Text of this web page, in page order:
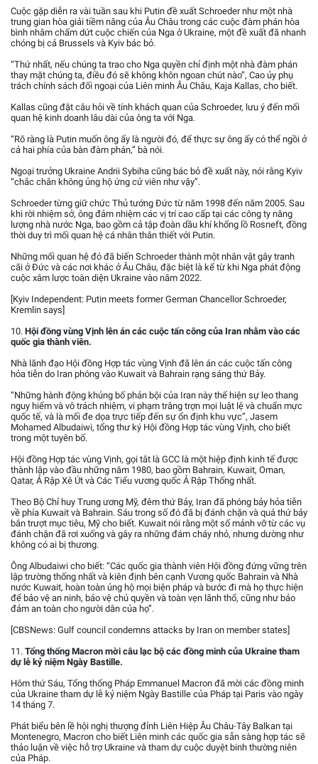
Cuộc gặp diễn ra vài tuần sau khi Putin đề xuất Schroeder như một nhà
trung gian hòa giải tiềm năng của Âu Châu trong các cuộc đàm phán hòa
bình nhằm chấm dứt cuộc chiến của Nga ở Ukraine, một đề xuất đã nhanh
chóng bị cả Brussels và Kyiv bác bỏ.
“Thứ nhất, nếu chúng ta trao cho Nga quyền chỉ định một nhà đàm phán
thay mặt chúng ta, điều đó sẽ không khôn ngoan chút nào”, Cao ủy phụ
trách chính sách đối ngoại của Liên minh Âu Châu, Kaja Kallas, cho biết.
Kallas cũng đặt câu hỏi về tính khách quan của Schroeder, lưu ý đến mối
quan hệ kinh doanh lâu dài của ông ta với Nga.
“Rõ ràng là Putin muốn ông ấy là người đó, để thực sự ông ấy có thể ngồi ở
cả hai phía của bàn đàm phán,” bà nói.
Ngoại trưởng Ukraine Andrii Sybiha cũng bác bỏ đề xuất này, nói rằng Kyiv
“chắc chắn không ủng hộ ứng cử viên như vậy”.
Schroeder từng giữ chức Thủ tướng Đức từ năm 1998 đến năm 2005. Sau
khi rời nhiệm sở, ông đảm nhiệm các vị trí cao cấp tại các công ty năng
lượng nhà nước Nga, bao gồm cả tập đoàn dầu khí khổng lồ Rosneft, đồng
thời duy trì mối quan hệ cá nhân thân thiết với Putin.
Những mối quan hệ đó đã biến Schroeder thành một nhân vật gây tranh
cãi ở Đức và các nơi khác ở Âu Châu, đặc biệt là kể từ khi Nga phát động
cuộc xâm lược toàn diện Ukraine vào năm 2022.
[Kyiv Independent: Putin meets former German Chancellor Schroeder,
Kremlin says]
10. Hội đồng vùng Vịnh lên án các cuộc tấn công của Iran nhằm vào các
quốc gia thành viên.
Nhà lãnh đạo Hội đồng Hợp tác vùng Vịnh đã lên án các cuộc tấn công
hỏa tiễn do Iran phóng vào Kuwait và Bahrain rạng sáng thứ Bảy.
“Những hành động khủng bố phản bội của Iran này thể hiện sự leo thang
nguy hiểm và vô trách nhiệm, vi phạm trắng trợn mọi luật lệ và chuẩn mực
quốc tế, và là mối đe dọa trực tiếp đến sự ổn định khu vực”, Jasem
Mohamed Albudaiwi, tổng thư ký Hội đồng Hợp tác vùng Vịnh, cho biết
trong một tuyên bố.
Hội đồng Hợp tác vùng Vịnh, gọi tắt là GCC là một hiệp định kinh tế được
thành lập vào đầu những năm 1980, bao gồm Bahrain, Kuwait, Oman,
Qatar, Ả Rập Xê Út và Các Tiểu vương quốc Ả Rập Thống nhất.
Theo Bộ Chỉ huy Trung ương Mỹ, đêm thứ Bảy, Iran đã phóng bảy hỏa tiễn
về phía Kuwait và Bahrain. Sáu trong số đó đã bị đánh chặn và quả thứ bảy
bắn trượt mục tiêu, Mỹ cho biết. Kuwait nói rằng một số mảnh vỡ từ các vụ
đánh chặn đã rơi xuống và gây ra những đám cháy nhỏ, nhưng dường như
không có ai bị thương.
Ông Albudaiwi cho biết: “Các quốc gia thành viên Hội đồng đứng vững trên
lập trường thống nhất và kiên định bên cạnh Vương quốc Bahrain và Nhà
nước Kuwait, hoàn toàn ủng hộ mọi biện pháp và bước đi mà họ thực hiện
để bảo vệ an ninh, bảo vệ chủ quyền và toàn vẹn lãnh thổ, cũng như bảo
đảm an toàn cho người dân của họ”.
[CBSNews: Gulf council condemns attacks by Iran on member states]
11. Tổng thống Macron mời câu lạc bộ các đồng minh của Ukraine tham
dự lễ kỷ niệm Ngày Bastille.
Hôm thứ Sáu, Tổng thống Pháp Emmanuel Macron đã mời các đồng minh
của Ukraine tham dự lễ kỷ niệm Ngày Bastille của Pháp tại Paris vào ngày
14 tháng 7.
Phát biểu bên lề hội nghị thượng đỉnh Liên Hiệp Âu Châu-Tây Balkan tại
Montenegro, Macron cho biết Liên minh các quốc gia sẵn sàng hợp tác sẽ
thảo luận về việc hỗ trợ Ukraine và tham dự cuộc duyệt binh thường niên
của Pháp.